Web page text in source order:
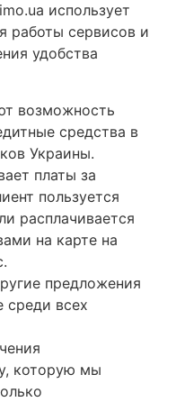
использует
работы сервисов и
удобства
возможность
средства в
Украины.
платы за
пользуется
расплачивается
на карте на
предложения
среди всех
которую мы